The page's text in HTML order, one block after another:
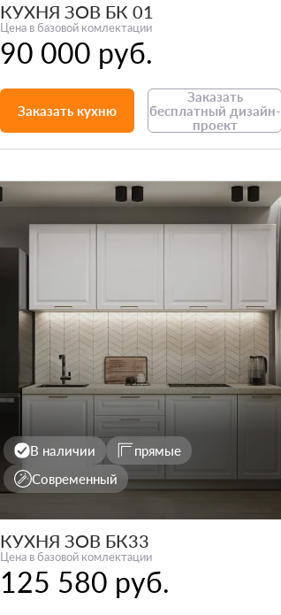
КУХНЯ ЗОВ БК 01
Цена в базовой комлектации
90 000 руб.
Заказать кухню
Заказать
бесплатный дизайн-
проект
В наличии
прямые
Современный
КУХНЯ ЗОВ БК33
Цена в базовой комлектации
125 580 руб.